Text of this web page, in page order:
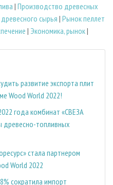
| Производство древесных
сырья | Рынок пеллет
| Экономика, рынок|
развитие экспорта плит
Wood World 2022!
года комбинат «СВЕЗА
древесно-топливных
стала партнером
World 2022
сократила импорт